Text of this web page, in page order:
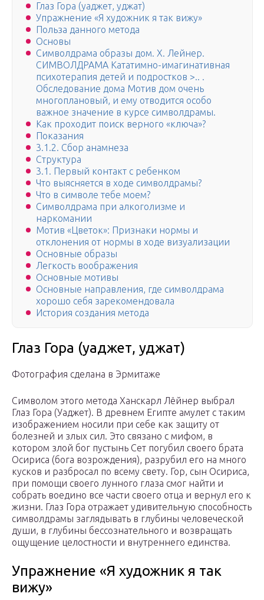
Глаз Гора (уаджет, уджат)
Упражнение «Я художник я так вижу»
Польза данного метода
Основы
Символдрама образы дом. Х. Лейнер.
СИМВОЛДРАМА Кататимно-имагинативная
психотерапия детей и подростков >.. .
Обследование дома Мотив дом очень
многоплановый, и ему отводится особо
важное значение в курсе символдрамы.
Как проходит поиск верного «ключа»?
Показания
3.1.2. Сбор анамнеза
Структура
3.1. Первый контакт с ребенком
Что выясняется в ходе символдрамы?
Что в символе тебе моем?
Символдрама при алкоголизме и
наркомании
Мотив «Цветок»: Признаки нормы и
отклонения от нормы в ходе визуализации
Основные образы
Легкость воображения
Основные мотивы
Основные направления, где символдрама
хорошо себя зарекомендовала
История создания метода
Глаз Гора (уаджет, уджат)
Фотография сделана в Эрмитаже
Символом этого метода Ханскарл Лёйнер выбрал
Глаз Гора (Уаджет). В древнем Египте амулет с таким
изображением носили при себе как защиту от
болезней и злых сил. Это связано с мифом, в
котором злой бог пустынь Сет погубил своего брата
Осириса (бога возрождения), разрубил его на много
кусков и разбросал по всему свету. Гор, сын Осириса,
при помощи своего лунного глаза смог найти и
собрать воедино все части своего отца и вернул его к
жизни. Глаз Гора отражает удивительную способность
символдрамы заглядывать в глубины человеческой
души, в глубины бессознательного и возвращать
ощущение целостности и внутреннего единства.
Упражнение «Я художник я так
вижу»